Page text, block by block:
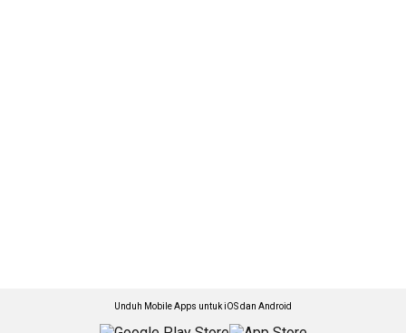
Unduh Mobile Apps untuk iOS dan Android